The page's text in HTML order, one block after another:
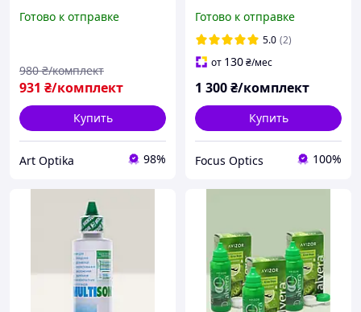
Алвера жидкость вода
Готово к отправке
931 ₴/комплект
980 ₴/комплект
Купить
Art Optika 98%
юника, жидкость, вода
для линз
Готово к отправке
5.0 (2)
от 130₴/мес
1 300₴/комплект
Купить
Focus Optics 100%